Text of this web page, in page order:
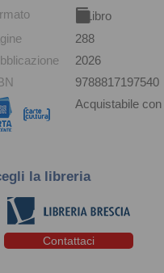
Libro
288
2026
9788817197540
Acquistabile con
la libreria
Contattaci